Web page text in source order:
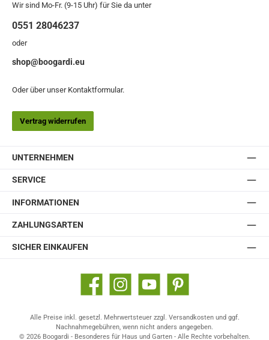
Wir sind Mo-Fr. (9-15 Uhr) für Sie da unter
0551 28046237
oder
shop@boogardi.eu
Oder über unser Kontaktformular.
Vertrag widerrufen
UNTERNEHMEN
SERVICE
INFORMATIONEN
ZAHLUNGSARTEN
SICHER EINKAUFEN
Facebook Instagram YouTube Pinterest
Alle Preise inkl. gesetzl. Mehrwertsteuer zzgl. Versandkostenund ggf.
Nachnahmegebühren, wenn nicht anders angegeben.
© 2026 Boogardi - Besonderes für Haus und Garten - Alle Rechte vorbehalten.